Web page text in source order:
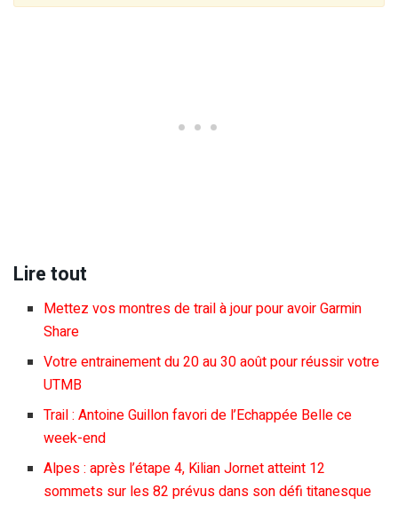
Lire tout
Mettez vos montres de trail à jour pour avoir Garmin
Share
Votre entrainement du 20 au 30 août pour réussir votre
UTMB
Trail : Antoine Guillon favori de l’Echappée Belle ce
week-end
Alpes : après l’étape 4, Kilian Jornet atteint 12
sommets sur les 82 prévus dans son défi titanesque